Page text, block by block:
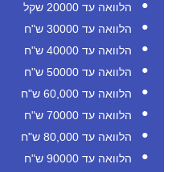
הלוואה עד 20000 שקל
הלוואה עד 30000 ש"ח
הלוואה עד 40000 ש"ח
הלוואה עד 50000 ש"ח
הלוואה עד 60,000 ש"ח
הלוואה עד 70000 ש"ח
הלוואה עד 80,000 ש"ח
הלוואה עד 90000 ש"ח